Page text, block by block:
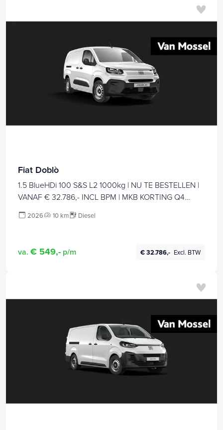
Fiat Doblò
1.5 BlueHDi 100 S&S L2 1000kg | NU TE BESTELLEN |
VANAF € 32.786,- INCL BPM | MKB KORTING Q4
2026 10 km Diesel
va. € 549,- p/m € 32.786,- Excl. BTW